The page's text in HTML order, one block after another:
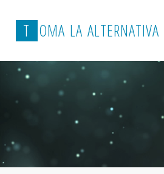
T OMA LA ALTERNATIVA